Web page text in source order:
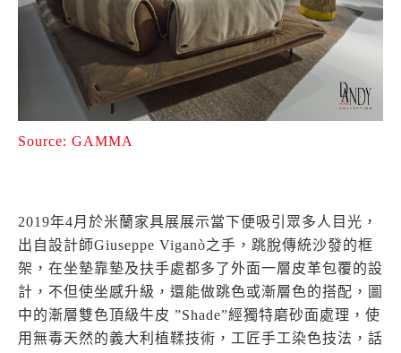
Source: GAMMA
2019年4月於米蘭家具展展示當下便吸引眾多人目光，
出自設計師Giuseppe Viganò之手，跳脫傳統沙發的框
架，在坐墊靠墊及扶手處都多了外面一層皮革包覆的設
計，不但使坐感升級，還能做跳色或漸層色的搭配，圖
中的漸層雙色頂級牛皮 ”Shade”經獨特磨砂面處理，使
用無毒天然的義大利植鞣技術，工匠手工染色技法，話